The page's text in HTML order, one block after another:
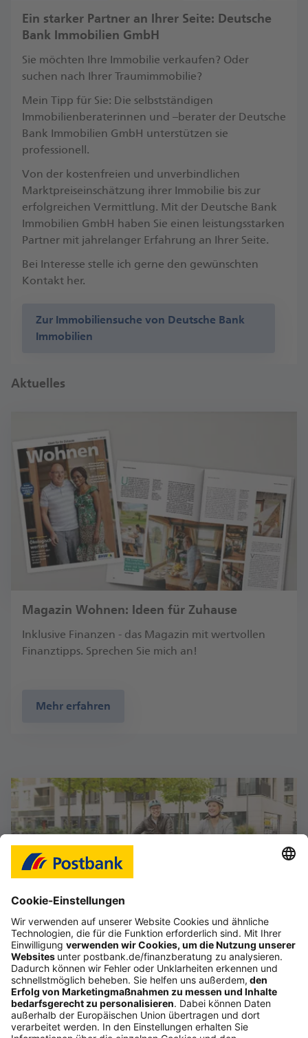
Ein starker Partner an Ihrer Seite: Deutsche
Bank Immobilien GmbH
Sie möchten Ihre Immobilie verkaufen? Oder
suchen nach Ihrer Traumimmobilie?
Mein Tipp für Sie: Die selbstständigen
Immobilienberaterinnen und –berater der Deutsche
Bank Immobilien GmbH unterstützen sie
professionell.
Von der kostenfreien und unverbindlichen
Marktpreiseinschätzung ihrer Immobilie bis zur
erfolgreichen Vermittlung. Mit der Deutsche Bank
Immobilien GmbH haben Sie einen leistungsstarken
Partner mit jahrelanger Erfahrung an Ihrer Seite.
Bei Interesse stelle ich gerne den gewünschten
Kontakt her.
Zur Immobiliensuche von Deutsche Bank
Immobilien
Aktuelles
Magazin Wohnen: Ideen für Zuhause
Inklusive Finanzen - das Magazin mit wertvollen
Finanztipps. Sprechen Sie mich an!
Mehr erfahren
Das Gefühl, im Job frei zu sein
Starte deine selbstständige Karriere im Vertrieb,
auch als Quereinsteiger (d/m/w).